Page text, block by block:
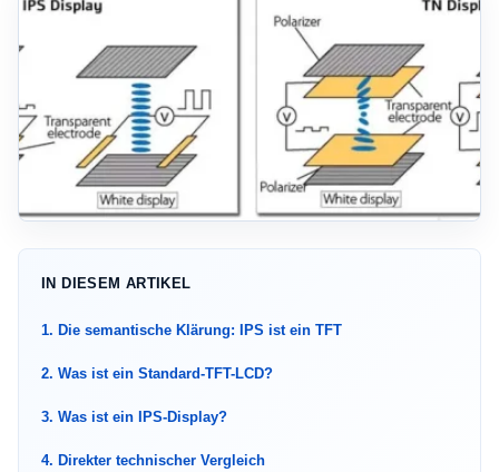
IN DIESEM ARTIKEL
1. Die semantische Klärung: IPS ist ein TFT
2. Was ist ein Standard-TFT-LCD?
3. Was ist ein IPS-Display?
4. Direkter technischer Vergleich